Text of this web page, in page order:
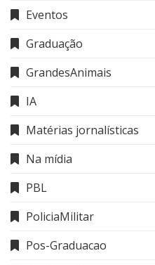
Eventos
Graduação
GrandesAnimais
IA
Matérias jornalísticas
Na mídia
PBL
PoliciaMilitar
Pos-Graduacao